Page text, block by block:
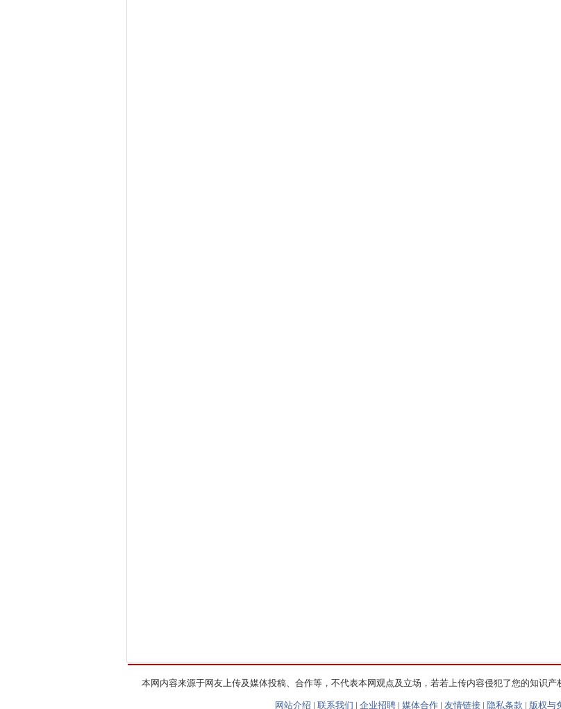
本网内容来源于网友上传及媒体投稿、合作等，不代表本网观点及立场，若若上传内容侵犯了您的知识产
网站介绍 | 联系我们 | 企业招聘 | 媒体合作 | 友情链接 | 隐私条款 | 版权与